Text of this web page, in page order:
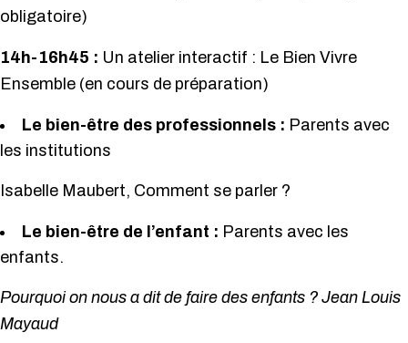
obligatoire)
14h-16h45 : Un atelier interactif : Le Bien Vivre
Ensemble (en cours de préparation)
Le bien-être des professionnels : Parents avec
les institutions
Isabelle Maubert, Comment se parler ?
Le bien-être de l’enfant : Parents avec les
enfants.
Pourquoi on nous a dit de faire des enfants ? Jean Louis
Mayaud